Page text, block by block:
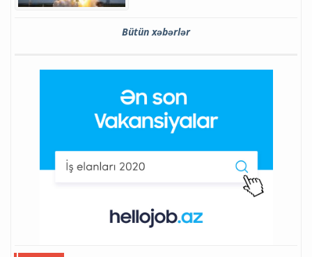
Bütün xəbərlər